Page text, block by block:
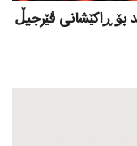
بۆ ڕاکێشانی ڤێرجیڵ